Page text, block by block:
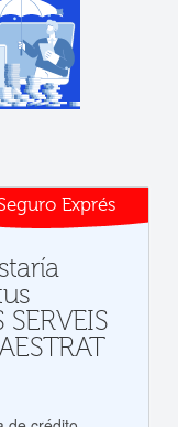
Exprés